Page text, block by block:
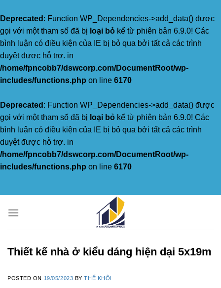
Deprecated : Function WP_Dependencies->add_data() được
gọi với một tham số đã bị loại bỏ kể từ phiên bản 6.9.0! Các
bình luận có điều kiện của IE bị bỏ qua bởi tất cả các trình
duyệt được hỗ trợ. in
/home/fpncobb7/dswcorp.com/DocumentRoot/wp-
includes/functions.php on line 6170
Deprecated : Function WP_Dependencies->add_data() được
gọi với một tham số đã bị loại bỏ kể từ phiên bản 6.9.0! Các
bình luận có điều kiện của IE bị bỏ qua bởi tất cả các trình
duyệt được hỗ trợ. in
/home/fpncobb7/dswcorp.com/DocumentRoot/wp-
includes/functions.php on line 6170
Thiết kế nhà ở kiểu dáng hiện dại 5x19m
POSTED ON 19/05/2023 BYTHẾ KHÔI